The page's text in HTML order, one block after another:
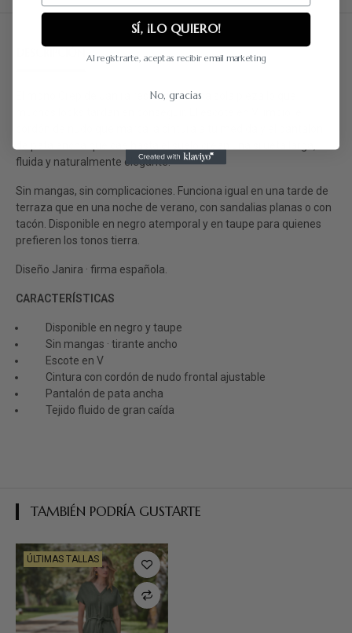
DETALLES DEL PRODUCTO
El mono Crep de Janira resuelve en una sola pieza lo que
fluida y naturalmente elegante.
Sin mangas, sin complicaciones. Funciona igual en una tarde de
terraza que en una noche de verano, con sandalias planas o con
tacón. Disponible en negro atemporal y en taupe para quienes
prefieren los tonos tierra.
Diseño Janira · firma española.
CARACTERÍSTICAS
Disponible en negro y taupe
Sin mangas · tirante ancho
Escote en V
Cintura con cordón de nudo frontal ajustable
Pantalón de pata ancha
Tejido fluido de gran caída
TAMBIÉN PODRÍA GUSTARTE
ÚLTIMAS TALLAS
SÍ, ¡LO QUIERO!
Al registrarte, aceptas recibir email marketing
No, gracias